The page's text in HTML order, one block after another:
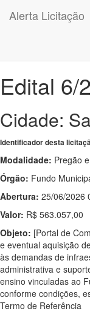
Alerta Licitação
Edital 6/
Cidade:
Identificador desta
Modalidade: Pregão
Órgão: Fundo
Abertura: 25/06/2026
Valor: R$ 563.057,00
Objeto: [Portal de
e eventual aquisição
às demandas de
administrativa e
ensino vinculadas ao
conforme condições,
Termo de Referência